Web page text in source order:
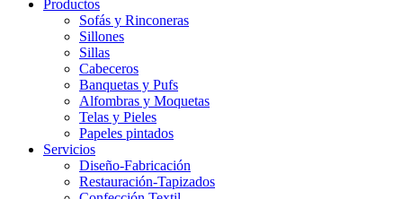
Productos
Sofás y Rinconeras
Sillones
Sillas
Cabeceros
Banquetas y Pufs
Alfombras y Moquetas
Telas y Pieles
Papeles pintados
Servicios
Diseño-Fabricación
Restauración-Tapizados